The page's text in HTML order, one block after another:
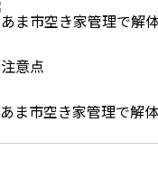
あま市空き家管理で解